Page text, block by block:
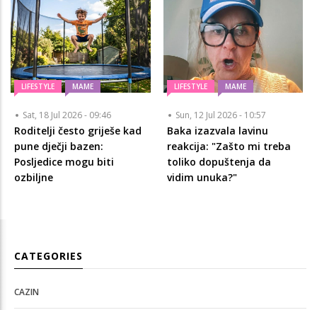
LIFESTYLE MAME
Sat, 18 Jul 2026 - 09:46
Roditelji često griješe kad
pune dječji bazen:
Posljedice mogu biti
ozbiljne
LIFESTYLE MAME
Sun, 12 Jul 2026 - 10:57
Baka izazvala lavinu
reakcija: "Zašto mi treba
toliko dopuštenja da
vidim unuka?"
CATEGORIES
CAZIN